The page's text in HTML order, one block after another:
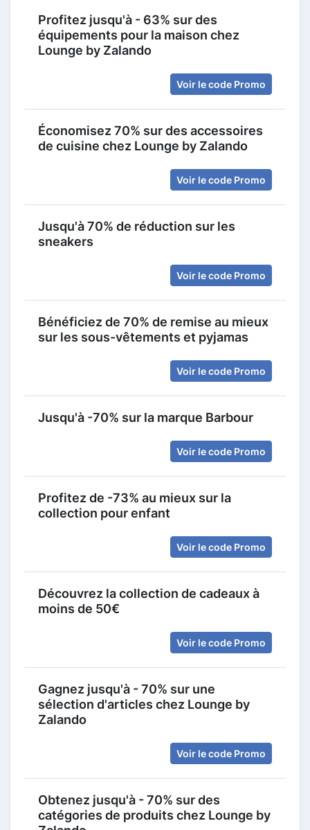
Profitez jusqu'à - 63% sur des
équipements pour la maison chez
Lounge by Zalando
Voir le code Promo
Économisez 70% sur des accessoires
de cuisine chez Lounge by Zalando
Voir le code Promo
Jusqu'à 70% de réduction sur les
sneakers
Voir le code Promo
Bénéficiez de 70% de remise au mieux
sur les sous-vêtements et pyjamas
Voir le code Promo
Jusqu'à -70% sur la marque Barbour
Voir le code Promo
Profitez de -73% au mieux sur la
collection pour enfant
Voir le code Promo
Découvrez la collection de cadeaux à
moins de 50€
Voir le code Promo
Gagnez jusqu'à - 70% sur une
sélection d'articles chez Lounge by
Zalando
Voir le code Promo
Obtenez jusqu'à - 70% sur des
catégories de produits chez Lounge by